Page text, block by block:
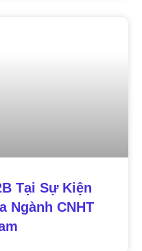
Tại Sự Kiện
Ngành CNHT